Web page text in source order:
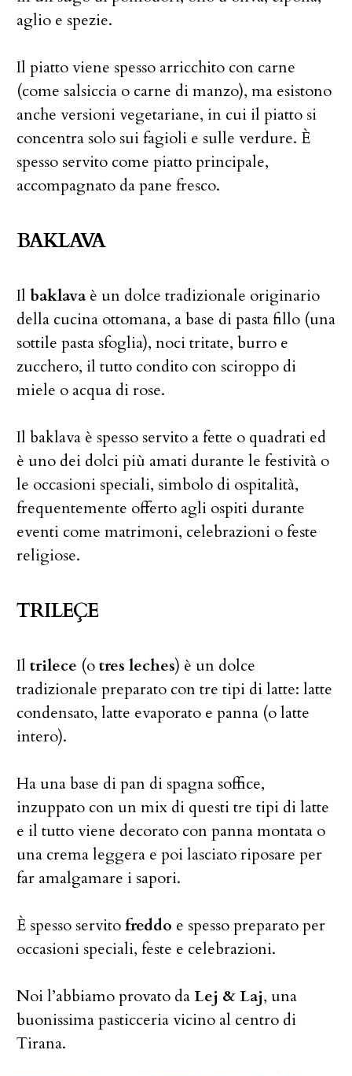
aglio e spezie.
Il piatto viene spesso arricchito con carne
(come salsiccia o carne di manzo), ma esistono
anche versioni vegetariane, in cui il piatto si
concentra solo sui fagioli e sulle verdure. È
spesso servito come piatto principale,
accompagnato da pane fresco.
BAKLAVA
Il baklava è un dolce tradizionale originario
della cucina ottomana, a base di pasta fillo (una
sottile pasta sfoglia), noci tritate, burro e
zucchero, il tutto condito con sciroppo di
miele o acqua di rose.
Il baklava è spesso servito a fette o quadrati ed
è uno dei dolci più amati durante le festività o
le occasioni speciali, simbolo di ospitalità,
frequentemente offerto agli ospiti durante
eventi come matrimoni, celebrazioni o feste
religiose.
TRILEÇE
Il trilece (otres leches) è un dolce
tradizionale preparato con tre tipi di latte: latte
condensato, latte evaporato e panna (o latte
intero).
Ha una base di pan di spagna soffice,
inzuppato con un mix di questi tre tipi di latte
e il tutto viene decorato con panna montata o
una crema leggera e poi lasciato riposare per
far amalgamare i sapori.
È spesso servitofreddo e spesso preparato per
occasioni speciali, feste e celebrazioni.
Noi l’abbiamo provato daLej & Laj, una
buonissima pasticceria vicino al centro di
Tirana.